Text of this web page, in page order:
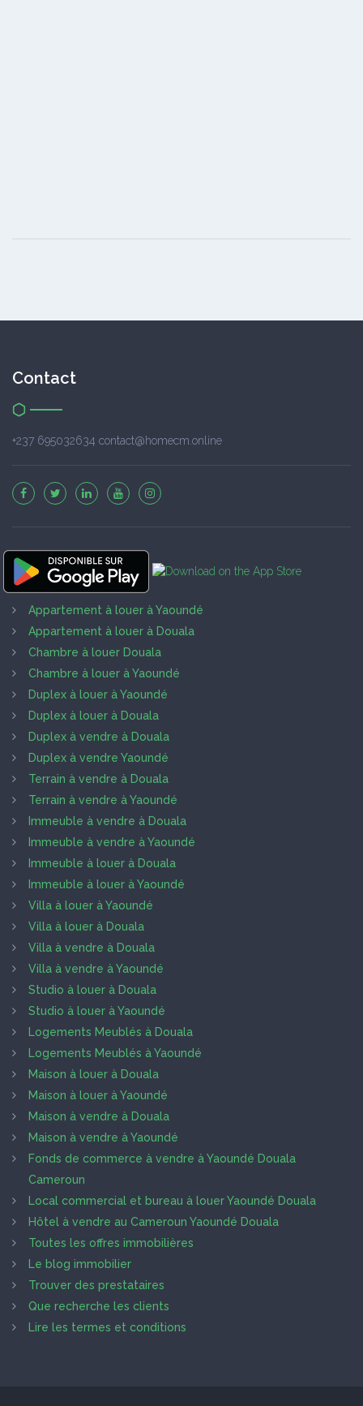
Contact
+237 695032634 contact@homecm.online
Appartement à louer à Yaoundé
Appartement à louer à Douala
Chambre à louer Douala
Chambre à louer à Yaoundé
Duplex à louer à Yaoundé
Duplex à louer à Douala
Duplex à vendre à Douala
Duplex à vendre Yaoundé
Terrain à vendre à Douala
Terrain à vendre à Yaoundé
Immeuble à vendre à Douala
Immeuble à vendre à Yaoundé
Immeuble à louer à Douala
Immeuble à louer à Yaoundé
Villa à louer à Yaoundé
Villa à louer à Douala
Villa à vendre à Douala
Villa à vendre à Yaoundé
Studio à louer à Douala
Studio à louer à Yaoundé
Logements Meublés à Douala
Logements Meublés à Yaoundé
Maison à louer à Douala
Maison à louer à Yaoundé
Maison à vendre à Douala
Maison à vendre à Yaoundé
Fonds de commerce à vendre à Yaoundé Douala
Cameroun
Local commercial et bureau à louer Yaoundé Douala
Hôtel à vendre au Cameroun Yaoundé Douala
Toutes les offres immobilières
Le blog immobilier
Trouver des prestataires
Que recherche les clients
Lire les termes et conditions